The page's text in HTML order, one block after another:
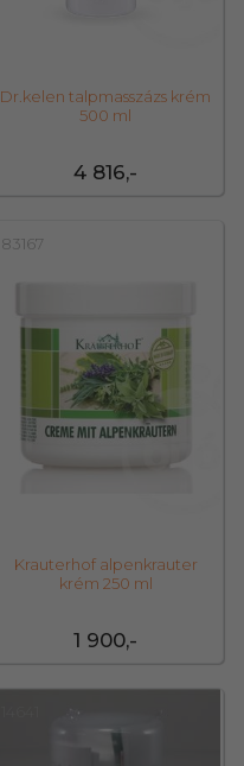
4 816,-
Dr.kelen talpmasszázs krém
500 ml
83167
1 900,-
Krauterhof alpenkrauter
krém 250 ml